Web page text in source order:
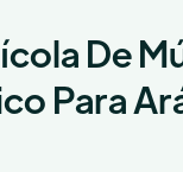
De
Para